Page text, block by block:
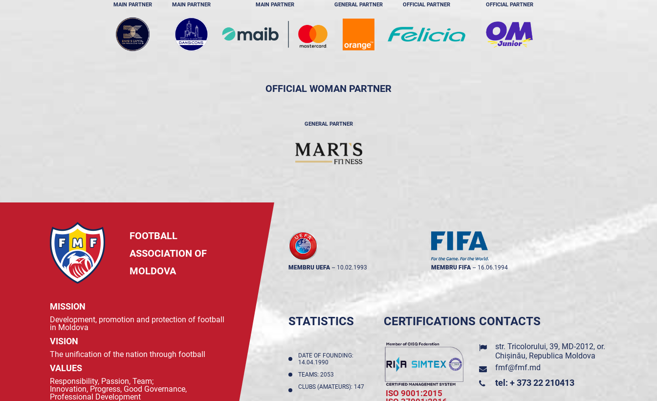
MAIN PARTNER MAIN PARTNER MAIN PARTNER GENERAL PARTNER OFFICIAL PARTNER OFFICIAL PARTNER
OFFICIAL WOMAN PARTNER
GENERAL PARTNER
FOOTBALL
ASSOCIATION OF
MOLDOVA
MISSION
Development, promotion and protection of football
in Moldova
VISION
The unification of the nation through football
VALUES
Responsibility, Passion, Team;
Innovation, Progress, Good Governance,
Professional Development
MEMBRU UEFA -- 10.02.1993 MEMBRU FIFA -- 16.06.1994
STATISTICS
DATE OF FOUNDING:
14.04.1990
TEAMS: 2053
CLUBS (AMATEURS): 147
CERTIFICATIONS
ISO 9001:2015
CONTACTS
str. Tricolorului, 39, MD-2012, or.
Chișinău, Republica Moldova
fmf@fmf.md
tel: + 373 22 210413